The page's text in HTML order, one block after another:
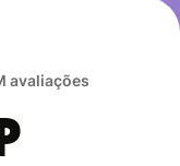
avaliações